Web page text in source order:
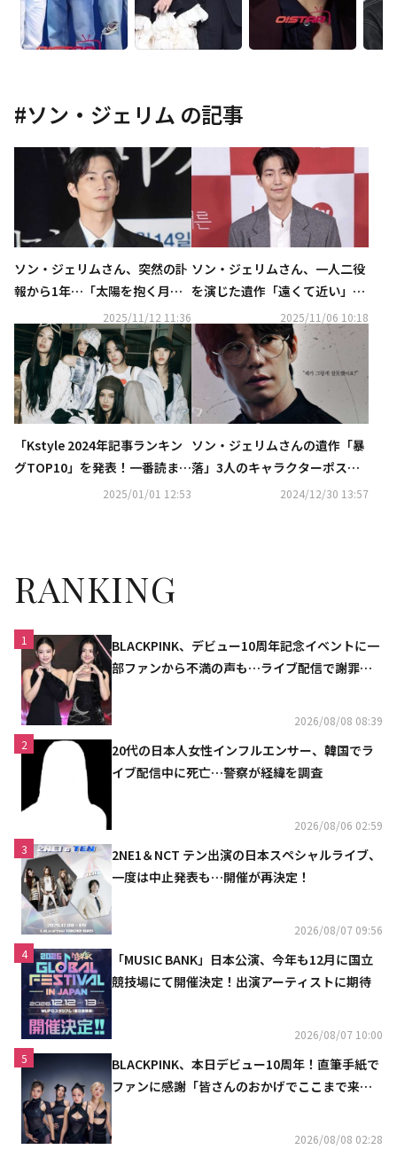
#ソン・ジェリム の記事
ソン・ジェリムさん、突然の訃
報から1年…「太陽を抱く月」
など人気作に出演2025/11/12 11:36
ソン・ジェリムさん、一人二役
を演じた遺作「遠くて近い」韓
国で12月3日に公開決定2025/11/06 10:18
「Kstyle 2024年記事ランキン
グTOP10」を発表！一番読まれ
2025/01/01 12:53
ソン・ジェリムさんの遺作「暴
落」3人のキャラクターポスタ
2024/12/30 13:57
RANKING
1
BLACKPINK、デビュー10周年記念イベントに一
部ファンから不満の声も…ライブ配信で謝罪
2026/08/08 08:39
2
20代の日本人女性インフルエンサー、韓国でラ
イブ配信中に死亡…警察が経緯を調査
2026/08/06 02:59
3
2NE1＆NCT テン出演の日本スペシャルライブ、
一度は中止発表も…開催が再決定！
2026/08/07 09:56
4
「MUSIC BANK」日本公演、今年も12月に国立
競技場にて開催決定！出演アーティストに期待
2026/08/07 10:00
5
BLACKPINK、本日デビュー10周年！直筆手紙で
ファンに感謝「皆さんのおかげでここまで来ら
2026/08/08 02:28